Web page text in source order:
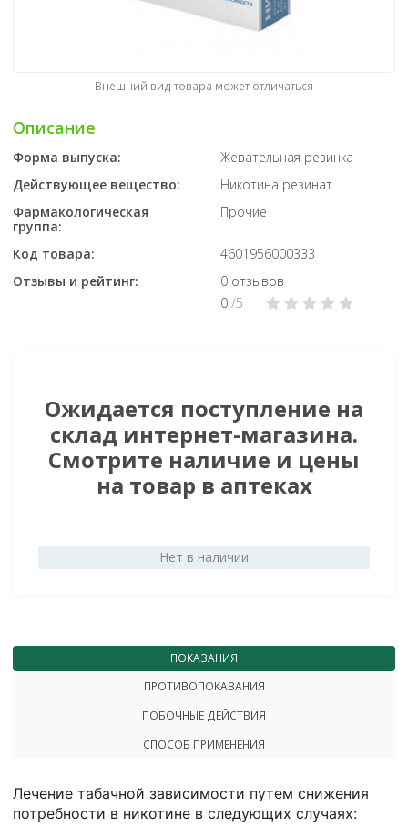
Внешний вид товара может отличаться
Описание
Форма выпуска:
Жевательная резинка
Действующее вещество:
Никотина резинат
Фармакологическая
группа:
Прочие
Код товара:
4601956000333
Отзывы и рейтинг:
0 отзывов
0 /5
Ожидается поступление на
склад интернет-магазина.
Смотрите наличие и цены
на товар в аптеках
Нет в наличии
ПОКАЗАНИЯ
ПРОТИВОПОКАЗАНИЯ
ПОБОЧНЫЕ ДЕЙСТВИЯ
СПОСОБ ПРИМЕНЕНИЯ
Лечение табачной зависимости путем снижения
потребности в никотине в следующих случаях: